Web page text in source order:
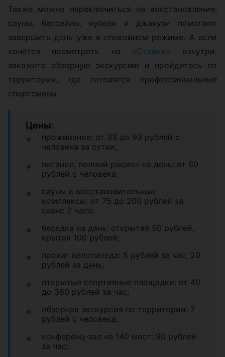
Также можно переключиться на восстановление:
сауны, бассейны, купели и джакузи помогают
завершить день уже в спокойном режиме. А если
хочется посмотреть на «Стайки» изнутри,
закажите обзорную экскурсию и пройдитесь по
территории, где готовятся профессиональные
спортсмены.
Цены:
проживание: от 33 до 93 рублей с
человека за сутки;
питание, полный рацион на день: от 60
рублей с человека;
сауны и восстановительные
комплексы: от 75 до 200 рублей за
сеанс 2 часа;
беседка на день: открытая 50 рублей,
крытая 100 рублей;
прокат велосипеда: 5 рублей за час, 20
рублей за день;
открытые спортивные площадки: от 40
до 360 рублей за час;
обзорная экскурсия по территории: 7
рублей с человека;
конференц-зал на 140 мест: 90 рублей
за час;